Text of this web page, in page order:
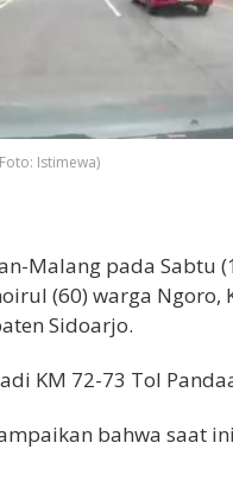
Istimewa)
Malang pada Sabtu
(60) warga
Sidoarjo.
KM 72-73 Tol
bahwa saat